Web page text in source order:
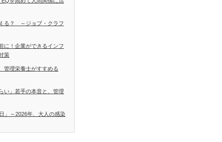
る？ ～ジョブ・クラフ
に！企業ができるインフ
策
理栄養士がすすめる
い」若手の本音と、管理
」～2026年、大人の感染